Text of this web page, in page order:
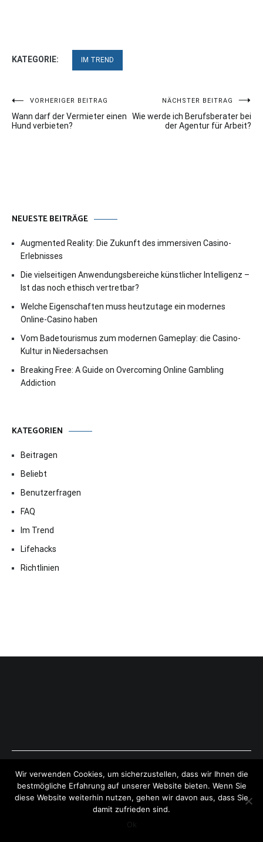
KATEGORIE: IM TREND
Beitragsnavigation
VORHERIGER BEITRAG
Wann darf der Vermieter einen
Hund verbieten?
NÄCHSTER BEITRAG
Wie werde ich Berufsberater bei
der Agentur für Arbeit?
NEUESTE BEITRÄGE
Augmented Reality: Die Zukunft des immersiven Casino-
Erlebnisses
Die vielseitigen Anwendungsbereiche künstlicher Intelligenz –
Ist das noch ethisch vertretbar?
Welche Eigenschaften muss heutzutage ein modernes
Online-Casino haben
Vom Badetourismus zum modernen Gameplay: die Casino-
Kultur in Niedersachsen
Breaking Free: A Guide on Overcoming Online Gambling
Addiction
KATEGORIEN
Beitragen
Beliebt
Benutzerfragen
FAQ
Im Trend
Lifehacks
Richtlinien
Copyright © 2026ExpressAntworten.com . All rights reserved.
Theme:Cenote by ThemeGrill. Powered byWordPress .
Wir verwenden Cookies, um sicherzustellen, dass wir Ihnen die
bestmögliche Erfahrung auf unserer Website bieten. Wenn Sie
diese Website weiterhin nutzen, gehen wir davon aus, dass Sie
damit zufrieden sind.
Ok